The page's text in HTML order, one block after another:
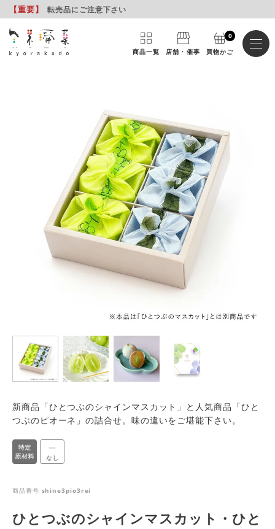
【重要】 転売品にご注意下さい
商品一覧 店舗・催事 買物かご
0
新商品「ひとつぶのシャインマスカット」と人気商品「ひと
つぶのピオーネ」の詰合せ。味の違いをご堪能下さい。
商品番号 shine3pio3rei
ひとつぶのシャインマスカット・ひと